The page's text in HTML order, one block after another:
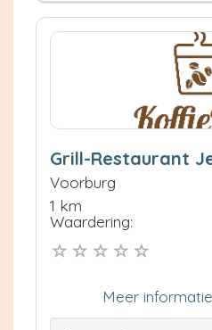
Grill-Restaurant
Voorburg
1 km
Waardering:
Meer informatie